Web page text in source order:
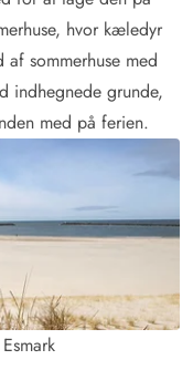
hvor kæledyr
sommerhuse med
indhegnede grunde,
med på ferien.